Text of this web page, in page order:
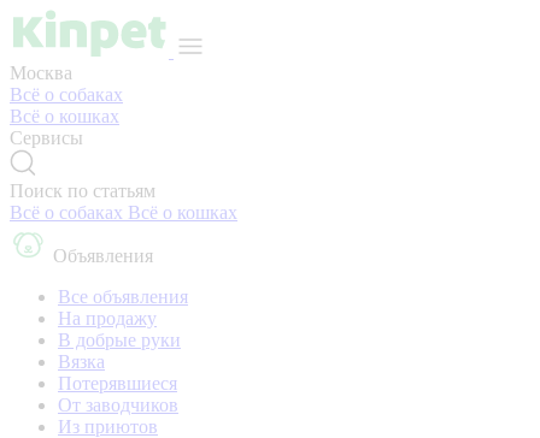
Москва
Всё о собаках
Всё о кошках
Сервисы
Поиск по статьям
Всё о собаках Всё о кошках
Объявления
Все объявления
На продажу
В добрые руки
Вязка
Потерявшиеся
От заводчиков
Из приютов